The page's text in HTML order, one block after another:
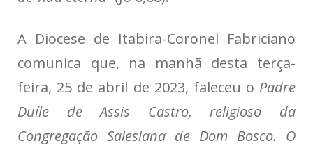
A Diocese de Itabira-Coronel Fabriciano
comunica que, na manhã desta terça-
feira, 25 de abril de 2023, faleceu o Padre
Duíle de Assis Castro, religioso da
Congregação Salesiana de Dom Bosco. O